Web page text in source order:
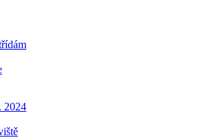
2024